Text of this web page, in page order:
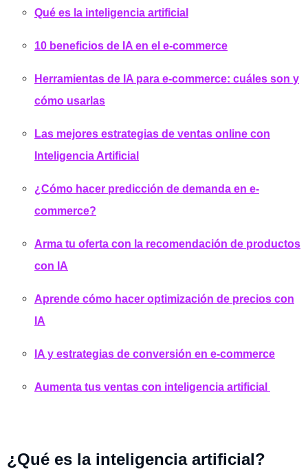
Qué es la inteligencia artificial
10 beneficios de IA en el e-commerce
Herramientas de IA para e-commerce: cuáles son y
cómo usarlas
Las mejores estrategias de ventas online con
Inteligencia Artificial
¿Cómo hacer predicción de demanda en e-
commerce?
Arma tu oferta con la recomendación de productos
con IA
Aprende cómo hacer optimización de precios con
IA
IA y estrategias de conversión en e-commerce
Aumenta tus ventas con inteligencia artificial
¿Qué es la inteligencia artificial?